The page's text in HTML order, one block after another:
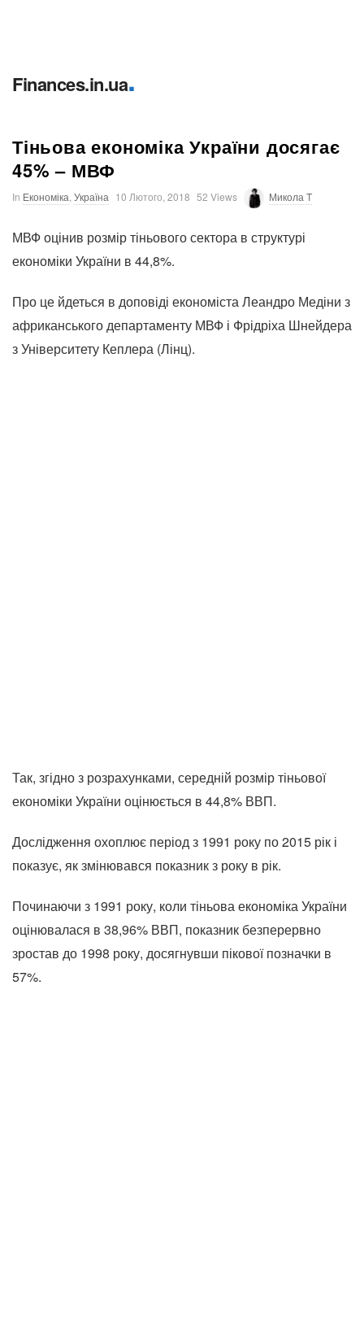
Finances.in.ua.
Тіньова економіка України досягає
45% – МВФ
In Економіка Україна 10 Лютого, 2018 52 Views Микола T
МВФ оцінив розмір тіньового сектора в структурі
економіки України в 44,8%.
Про це йдеться в доповіді економіста Леандро Медіни з
африканського департаменту МВФ і Фрідріха Шнейдера
з Університету Кеплера (Лінц).
Так, згідно з розрахунками, середній розмір тіньової
економіки України оцінюється в 44,8% ВВП.
Дослідження охоплює період з 1991 року по 2015 рік і
показує, як змінювався показник з року в рік.
Починаючи з 1991 року, коли тіньова економіка України
оцінювалася в 38,96% ВВП, показник безперервно
зростав до 1998 року, досягнувши пікової позначки в
57%.